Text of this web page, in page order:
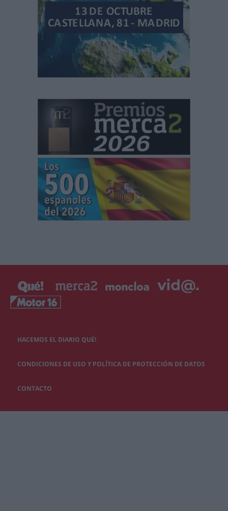
HACEMOS EL DIARIO QUÉ!
CONDICIONES DE USO Y POLÍTICA DE PROTECCIÓN DE DATOS
CONTACTO